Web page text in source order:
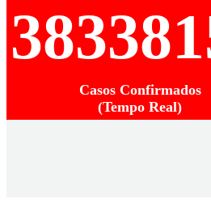
Casos Confirmados
(Tempo Real)